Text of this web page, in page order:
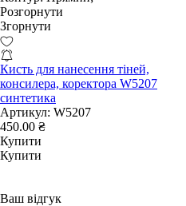
Розгорнути
Згорнути
Кисть для нанесення тіней,
консилера, коректора W5207
синтетика
Артикул: W5207
450.00 ₴
Купити
Купити
Ваш відгук